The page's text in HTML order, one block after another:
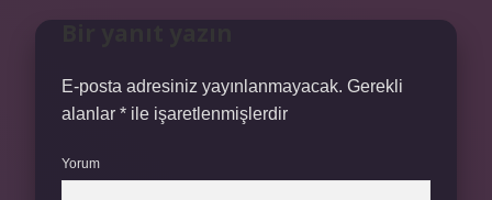
E-posta adresiniz yayınlanmayacak. Gerekli
alanlar * ile işaretlenmişlerdir
Yorum